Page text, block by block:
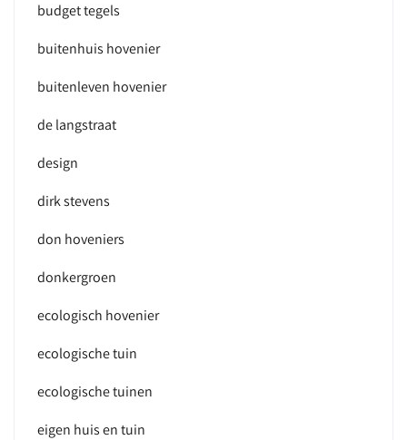
budget tegels
buitenhuis hovenier
buitenleven hovenier
de langstraat
design
dirk stevens
don hoveniers
donkergroen
ecologisch hovenier
ecologische tuin
ecologische tuinen
eigen huis en tuin